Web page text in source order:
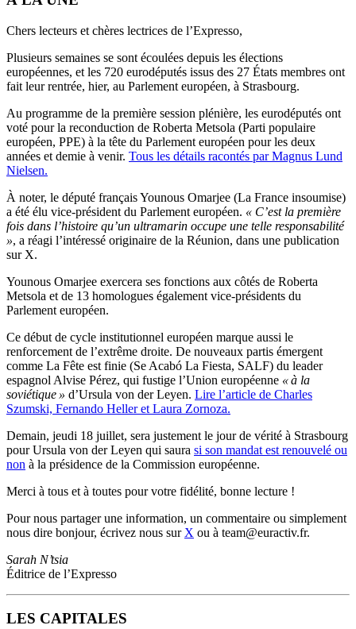
Chers lecteurs et chères lectrices de l’Expresso,
Plusieurs semaines se sont écoulées depuis les élections
européennes, et les 720 eurodéputés issus des 27 États membres ont
fait leur rentrée, hier, au Parlement européen, à Strasbourg.
Au programme de la première session plénière, les eurodéputés ont
voté pour la reconduction de Roberta Metsola (Parti populaire
européen, PPE) à la tête du Parlement européen pour les deux
années et demie à venir. Tous les détails racontés par Magnus Lund
Nielsen.
À noter, le député français Younous Omarjee (La France insoumise)
a été élu vice-président du Parlement européen. « C’est la première
fois dans l’histoire qu’un ultramarin occupe une telle responsabilité
», a réagi l’intéressé originaire de la Réunion, dans une publication
sur X.
Younous Omarjee exercera ses fonctions aux côtés de Roberta
Metsola et de 13 homologues également vice-présidents du
Parlement européen.
Ce début de cycle institutionnel européen marque aussi le
renforcement de l’extrême droite. De nouveaux partis émergent
comme La Fête est finie (Se Acabó La Fiesta, SALF) du leader
espagnol Alvise Pérez, qui fustige l’Union européenne « à la
soviétique » d’Ursula von der Leyen. Lire l’article de Charles
Szumski, Fernando Heller et Laura Zornoza.
Demain, jeudi 18 juillet, sera justement le jour de vérité à Strasbourg
pour Ursula von der Leyen qui saura si son mandat est renouvelé ou
non à la présidence de la Commission européenne.
Merci à tous et à toutes pour votre fidélité, bonne lecture !
Pour nous partager une information, un commentaire ou simplement
nous dire bonjour, écrivez nous sur X ou à team@euractiv.fr.
Sarah N’tsia
Éditrice de l’Expresso
LES CAPITALES